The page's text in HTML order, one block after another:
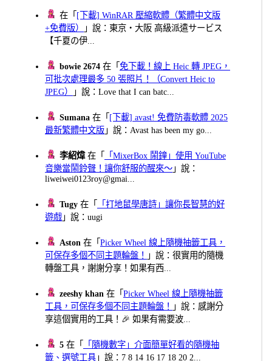
在「 [下載] WinRAR 壓縮軟體（繁體中文版
+免費版）
」說：東京・大阪 高級派遣サービス
【千夏の伊...
bowie 2674 在「免下載！線上 Heic 轉 JPEG，
可批次處理最多 50 張照片！（Convert Heic to
JPEG）
」說：Love that I can batc...
Sumana 在「 [下載] avast! 免費防毒軟體 2025
最新繁體中文版 」說：Avast has been my go...
李紹煒在「
「MixerBox 鬧鐘」使用 YouTube
音樂當鬧鈴聲！讓你舒服的醒來～ 」說：
liweiwei0123roy@gmai...
Tugy 在「
「打地鼠學唐詩」讓你長智慧的好
遊戲 」說：uugi
Aston 在「Picker Wheel 線上隨機抽籤工具，
可保存多個不同主題輪盤！
」說：很實用的隨機
轉盤工具，謝謝分享！如果有西...
zeeshy khan 在「Picker Wheel 線上隨機抽籤
工具，可保存多個不同主題輪盤！
」說：感謝分
享這個實用的工具！🎉 如果有需要波...
5 在「
「隨機數字」介面簡單好看的隨機抽
籤、選號工具 」說：7 8 14 16 17 18 20 2...